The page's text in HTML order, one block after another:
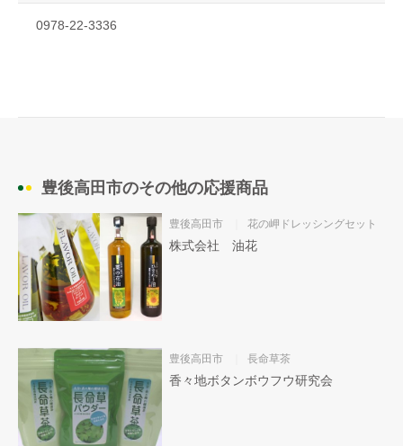
0978-22-3336
豊後高田市のその他の応援商品
豊後高田市 花の岬ドレッシングセット
株式会社 油花
豊後高田市 長命草茶
香々地ボタンボウフウ研究会